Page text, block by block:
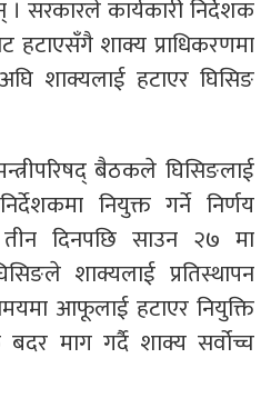
सरकारले कार्यकारी निर्देशक
हटाएसँगै शाक्य प्राधिकरणमा
शाक्यलाई हटाएर घिसिङ
बैठकले घिसिङलाई
नियुक्त गर्ने निर्णय
दिनपछि साउन २७ मा
शाक्यलाई प्रतिस्थापन
आफूलाई हटाएर नियुक्ति
बदर माग गर्दै शाक्य सर्वोच्च